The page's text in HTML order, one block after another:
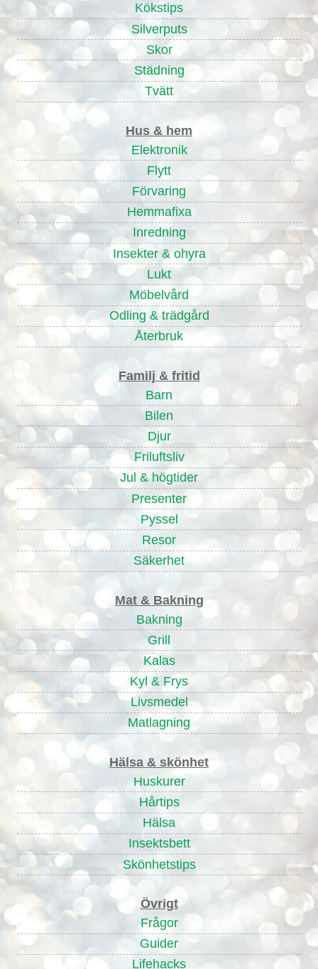
Kökstips
Silverputs
Skor
Städning
Tvätt
Hus & hem
Elektronik
Flytt
Förvaring
Hemmafixa
Inredning
Insekter & ohyra
Lukt
Möbelvård
Odling & trädgård
Återbruk
Familj & fritid
Barn
Bilen
Djur
Friluftsliv
Jul & högtider
Presenter
Pyssel
Resor
Säkerhet
Mat & Bakning
Bakning
Grill
Kalas
Kyl & Frys
Livsmedel
Matlagning
Hälsa & skönhet
Huskurer
Hårtips
Hälsa
Insektsbett
Skönhetstips
Övrigt
Frågor
Guider
Lifehacks